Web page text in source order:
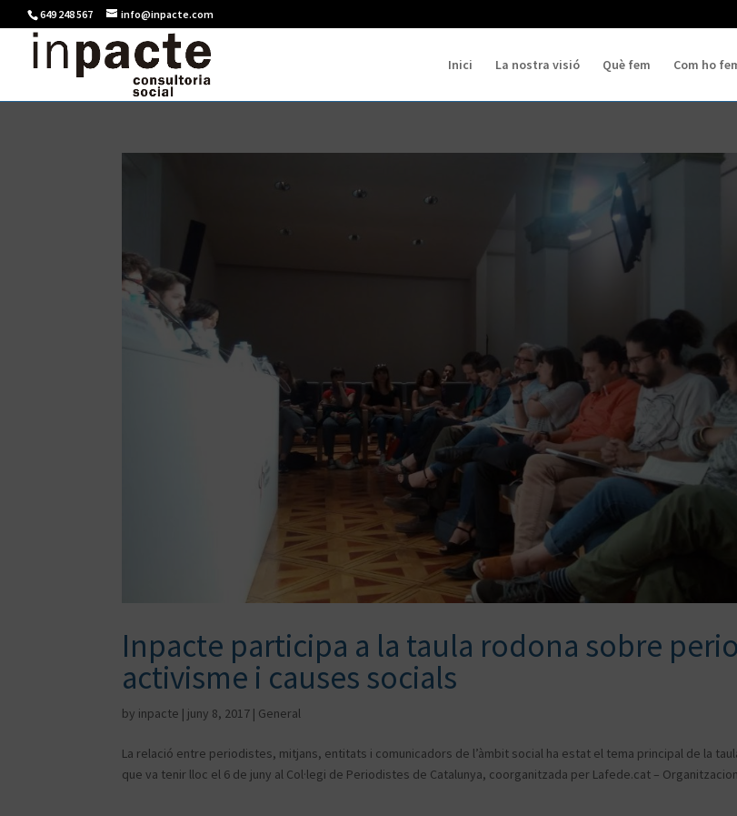
649 248 567 info@inpacte.com
Inici La nostra visió Què fem Com ho
Inpacte participa a la taula rodona sobre
activisme i causes socials
by inpacte | juny 8, 2017 | General
La relació entre periodistes, mitjans, entitats i comunicadors de l’àmbit social ha estat el tema principal de la
que va tenir lloc el 6 de juny al Col·legi de Periodistes de Catalunya, coorganitzada per Lafede.cat –